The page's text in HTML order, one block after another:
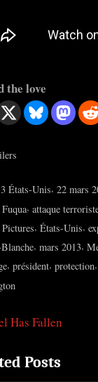
the love
États-Unis, 22 mars
, attaque
, États-Unis,
, mars 2013,
, président, protection,
Has Fallen
Posts